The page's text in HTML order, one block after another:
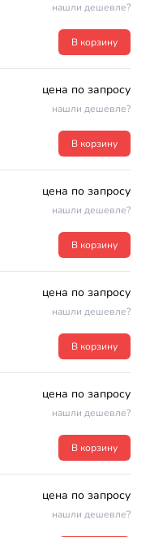
нашли дешевле?
В корзину
цена по запросу
нашли дешевле?
В корзину
цена по запросу
нашли дешевле?
В корзину
цена по запросу
нашли дешевле?
В корзину
цена по запросу
нашли дешевле?
В корзину
цена по запросу
нашли дешевле?